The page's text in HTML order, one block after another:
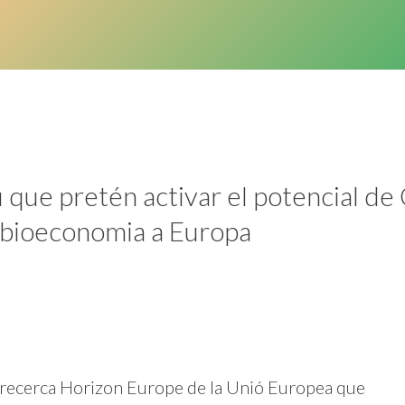
pretén activar el potencial
a Europa
Horizon Europe de la Unió Europea que